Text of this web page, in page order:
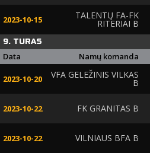
2023-10-15 TALENTŲ FA-FK
RITERIAI B
9. TURAS
Data Namų komanda
2023-10-20 VFA GELEŽINIS VILKAS
B
2023-10-22 FK GRANITAS B
2023-10-22 VILNIAUS BFA B